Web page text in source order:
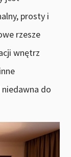
prosty i
rzesze
wnętrz
do